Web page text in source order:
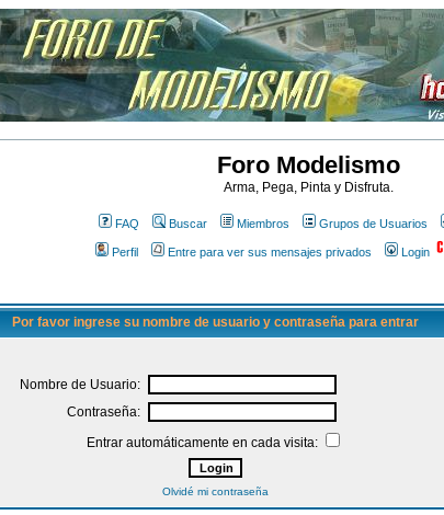
Foro Modelismo
Arma, Pega, Pinta y Disfruta.
FAQ Buscar Miembros Grupos de Usuarios
Perfil Entre para ver sus mensajes privados Login
Por favor ingrese su nombre de usuario y contraseña para entrar
Nombre de Usuario:
Contraseña:
Entrar automáticamente en cada visita:
Olvidé mi contraseña